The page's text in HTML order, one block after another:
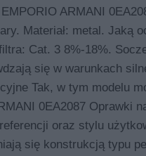
ARMANI
Materiał: metal. Jaką
Cat. 3 8%-18%.
się w warunkach
Tak, w tym modelu
0EA2087 Oprawki
oraz stylu
się konstrukcją typu